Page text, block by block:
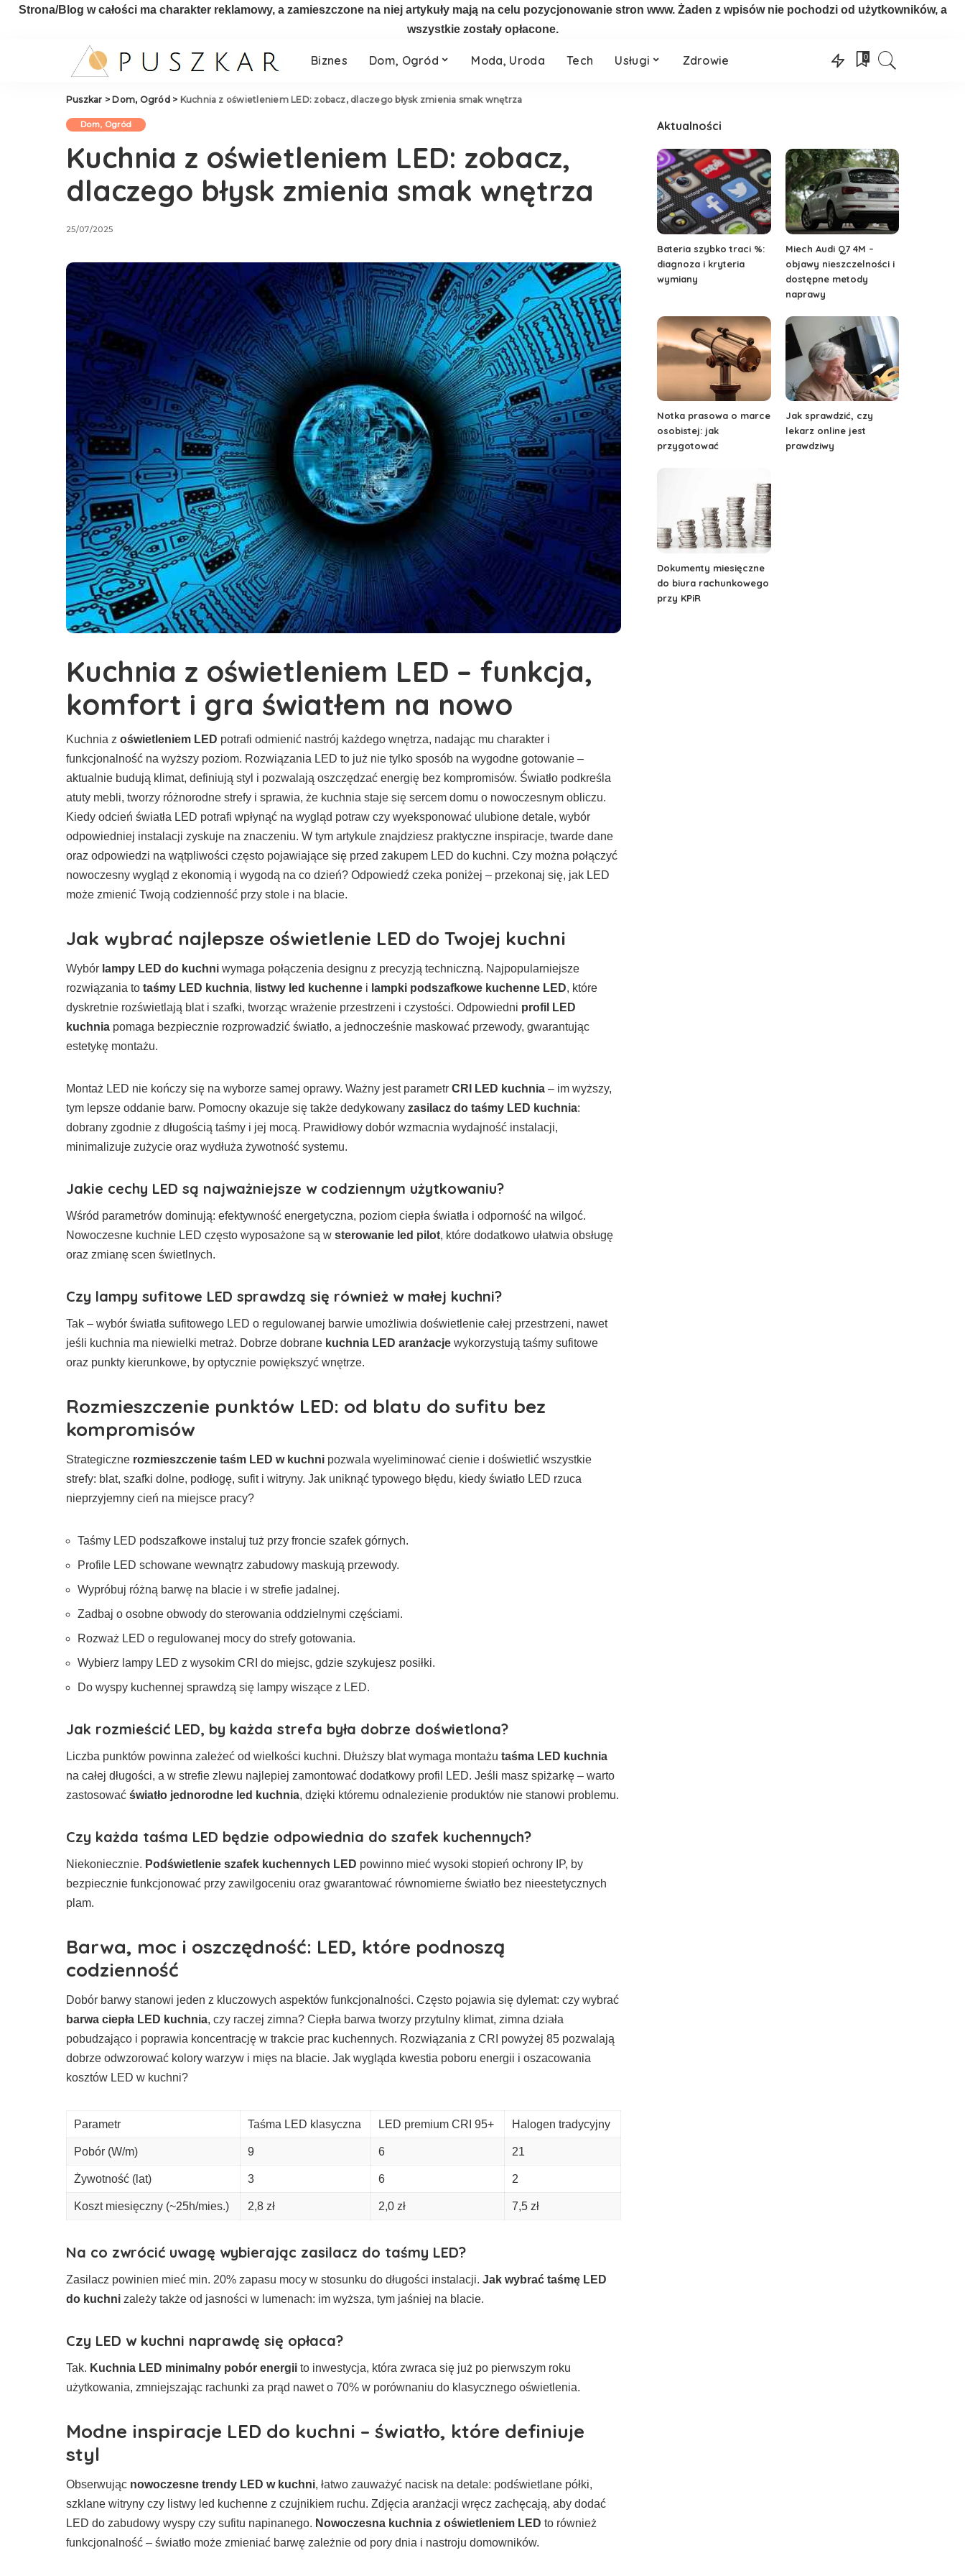
Strona/Blog w całości ma charakter reklamowy, a zamieszczone na niej artykuły mają na celu pozycjonowanie stron www. Żaden z wpisów nie pochodzi od użytkowników, a
wszystkie zostały opłacone.
Biznes Dom, Ogród Moda, Uroda Tech Usługi Zdrowie 0
Puszkar > Dom, Ogród> Kuchnia z oświetleniem LED: zobacz, dlaczego błysk zmienia smak wnętrza
Dom, Ogród
Kuchnia z oświetleniem LED: zobacz,
dlaczego błysk zmienia smak wnętrza
25/07/2025
Kuchnia z oświetleniem LED – funkcja,
komfort i gra światłem na nowo
Kuchnia z oświetleniem LED potrafi odmienić nastrój każdego wnętrza, nadając mu charakter i
funkcjonalność na wyższy poziom. Rozwiązania LED to już nie tylko sposób na wygodne gotowanie –
aktualnie budują klimat, definiują styl i pozwalają oszczędzać energię bez kompromisów. Światło podkreśla
atuty mebli, tworzy różnorodne strefy i sprawia, że kuchnia staje się sercem domu o nowoczesnym obliczu.
Kiedy odcień światła LED potrafi wpłynąć na wygląd potraw czy wyeksponować ulubione detale, wybór
odpowiedniej instalacji zyskuje na znaczeniu. W tym artykule znajdziesz praktyczne inspiracje, twarde dane
oraz odpowiedzi na wątpliwości często pojawiające się przed zakupem LED do kuchni. Czy można połączyć
nowoczesny wygląd z ekonomią i wygodą na co dzień? Odpowiedź czeka poniżej – przekonaj się, jak LED
może zmienić Twoją codzienność przy stole i na blacie.
Jak wybrać najlepsze oświetlenie LED do Twojej kuchni
Wybór lampy LED do kuchni wymaga połączenia designu z precyzją techniczną. Najpopularniejsze
rozwiązania to taśmy LED kuchnia, listwy led kuchenne i lampki podszafkowe kuchenne LED, które
dyskretnie rozświetlają blat i szafki, tworząc wrażenie przestrzeni i czystości. Odpowiedni profil LED
kuchnia pomaga bezpiecznie rozprowadzić światło, a jednocześnie maskować przewody, gwarantując
estetykę montażu.
Montaż LED nie kończy się na wyborze samej oprawy. Ważny jest parametr CRI LED kuchnia – im wyższy,
tym lepsze oddanie barw. Pomocny okazuje się także dedykowany zasilacz do taśmy LED kuchnia:
dobrany zgodnie z długością taśmy i jej mocą. Prawidłowy dobór wzmacnia wydajność instalacji,
minimalizuje zużycie oraz wydłuża żywotność systemu.
Jakie cechy LED są najważniejsze w codziennym użytkowaniu?
Wśród parametrów dominują: efektywność energetyczna, poziom ciepła światła i odporność na wilgoć.
Nowoczesne kuchnie LED często wyposażone są w sterowanie led pilot, które dodatkowo ułatwia obsługę
oraz zmianę scen świetlnych.
Czy lampy sufitowe LED sprawdzą się również w małej kuchni?
Tak – wybór światła sufitowego LED o regulowanej barwie umożliwia doświetlenie całej przestrzeni, nawet
jeśli kuchnia ma niewielki metraż. Dobrze dobrane kuchnia LED aranżacje wykorzystują taśmy sufitowe
oraz punkty kierunkowe, by optycznie powiększyć wnętrze.
Rozmieszczenie punktów LED: od blatu do sufitu bez
kompromisów
Strategiczne rozmieszczenie taśm LED w kuchni pozwala wyeliminować cienie i doświetlić wszystkie
strefy: blat, szafki dolne, podłogę, sufit i witryny. Jak uniknąć typowego błędu, kiedy światło LED rzuca
nieprzyjemny cień na miejsce pracy?
Taśmy LED podszafkowe instaluj tuż przy froncie szafek górnych.
Profile LED schowane wewnątrz zabudowy maskują przewody.
Wypróbuj różną barwę na blacie i w strefie jadalnej.
Zadbaj o osobne obwody do sterowania oddzielnymi częściami.
Rozważ LED o regulowanej mocy do strefy gotowania.
Wybierz lampy LED z wysokim CRI do miejsc, gdzie szykujesz posiłki.
Do wyspy kuchennej sprawdzą się lampy wiszące z LED.
Jak rozmieścić LED, by każda strefa była dobrze doświetlona?
Liczba punktów powinna zależeć od wielkości kuchni. Dłuższy blat wymaga montażu taśma LED kuchnia
na całej długości, a w strefie zlewu najlepiej zamontować dodatkowy profil LED. Jeśli masz spiżarkę – warto
zastosować światło jednorodne led kuchnia, dzięki któremu odnalezienie produktów nie stanowi problemu.
Czy każda taśma LED będzie odpowiednia do szafek kuchennych?
Niekoniecznie. Podświetlenie szafek kuchennych LED powinno mieć wysoki stopień ochrony IP, by
bezpiecznie funkcjonować przy zawilgoceniu oraz gwarantować równomierne światło bez nieestetycznych
plam.
Barwa, moc i oszczędność: LED, które podnoszą
codzienność
Dobór barwy stanowi jeden z kluczowych aspektów funkcjonalności. Często pojawia się dylemat: czy wybrać
barwa ciepła LED kuchnia, czy raczej zimna? Ciepła barwa tworzy przytulny klimat, zimna działa
pobudzająco i poprawia koncentrację w trakcie prac kuchennych. Rozwiązania z CRI powyżej 85 pozwalają
dobrze odwzorować kolory warzyw i mięs na blacie. Jak wygląda kwestia poboru energii i oszacowania
kosztów LED w kuchni?
Parametr Taśma LED klasyczna LED premium CRI 95+ Halogen tradycyjny
Pobór (W/m) 9 6 21
Żywotność (lat) 3 6 2
Koszt miesięczny (~25h/mies.) 2,8 zł 2,0 zł 7,5 zł
Na co zwrócić uwagę wybierając zasilacz do taśmy LED?
Zasilacz powinien mieć min. 20% zapasu mocy w stosunku do długości instalacji. Jak wybrać taśmę LED
do kuchni zależy także od jasności w lumenach: im wyższa, tym jaśniej na blacie.
Czy LED w kuchni naprawdę się opłaca?
Tak. Kuchnia LED minimalny pobór energii to inwestycja, która zwraca się już po pierwszym roku
użytkowania, zmniejszając rachunki za prąd nawet o 70% w porównaniu do klasycznego oświetlenia.
Modne inspiracje LED do kuchni – światło, które definiuje
styl
Obserwując nowoczesne trendy LED w kuchni, łatwo zauważyć nacisk na detale: podświetlane półki,
szklane witryny czy listwy led kuchenne z czujnikiem ruchu. Zdjęcia aranżacji wręcz zachęcają, aby dodać
LED do zabudowy wyspy czy sufitu napinanego. Nowoczesna kuchnia z oświetleniem LED to również
funkcjonalność – światło może zmieniać barwę zależnie od pory dnia i nastroju domowników.
Aktualności
Bateria szybko traci %:
diagnoza i kryteria
wymiany
Miech Audi Q7 4M –
objawy nieszczelności i
dostępne metody
naprawy
Notka prasowa o marce
osobistej: jak
przygotować
Jak sprawdzić, czy
lekarz online jest
prawdziwy
Dokumenty miesięczne
do biura rachunkowego
przy KPiR